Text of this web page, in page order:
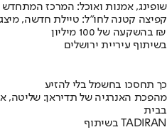
שופינג, אמנות ואוכל: המרכז
קפיצה קטנה לחו"ל: טיילת חדשה,
בהשקעה של 100 מיליון ₪
בשיתוף עיריית ירושלים
כך תחסכו בחשמל בלי להזיע
מהפכת האנרגיה של תדיראן: שליטה,
בבית
בשיתוף TADIRAN